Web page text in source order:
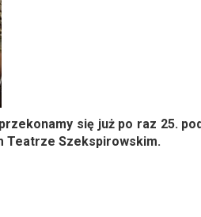
się już po raz 25.
Teatrze Szekspirowskim.